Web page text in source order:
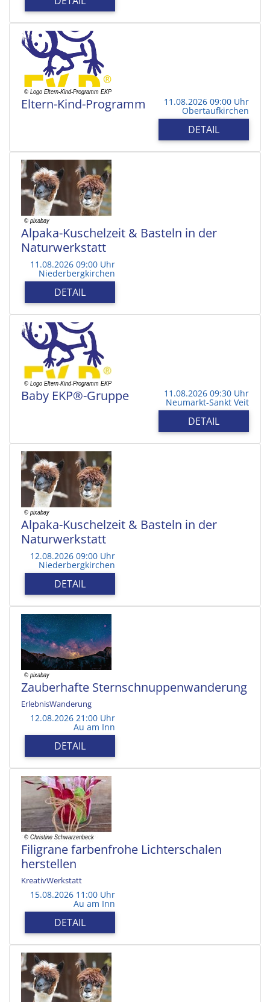
Eltern-Kind-Programm 11.08.2026 09:00 Uhr
Obertaufkirchen
DETAIL
Alpaka-Kuschelzeit & Basteln in der
Naturwerkstatt
11.08.2026 09:00 Uhr
Niederbergkirchen
DETAIL
Baby EKP®-Gruppe 11.08.2026 09:30 Uhr
Neumarkt-Sankt Veit
DETAIL
Alpaka-Kuschelzeit & Basteln in der
Naturwerkstatt
12.08.2026 09:00 Uhr
Niederbergkirchen
DETAIL
Zauberhafte Sternschnuppenwanderung
ErlebnisWanderung
12.08.2026 21:00 Uhr
Au am Inn
DETAIL
Filigrane farbenfrohe Lichterschalen
herstellen
KreativWerkstatt
15.08.2026 11:00 Uhr
Au am Inn
DETAIL